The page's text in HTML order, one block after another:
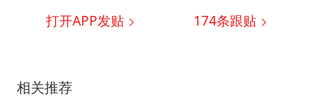
打开APP发贴 174条跟贴
相关推荐